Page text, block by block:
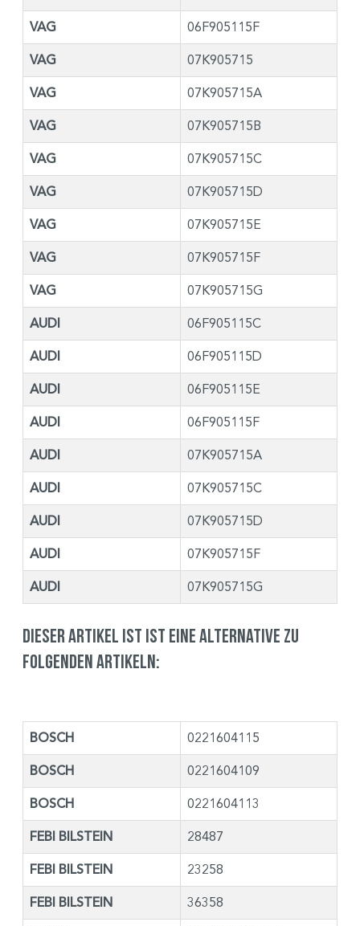
VAG 06F905115F
VAG 07K905715
VAG 07K905715A
VAG 07K905715B
VAG 07K905715C
VAG 07K905715D
VAG 07K905715E
VAG 07K905715F
VAG 07K905715G
AUDI 06F905115C
AUDI 06F905115D
AUDI 06F905115E
AUDI 06F905115F
AUDI 07K905715A
AUDI 07K905715C
AUDI 07K905715D
AUDI 07K905715F
AUDI 07K905715G
Dieser Artikel ist ist eine Alternative zu
folgenden Artikeln:
BOSCH 0221604115
BOSCH 0221604109
BOSCH 0221604113
FEBI BILSTEIN 28487
FEBI BILSTEIN 23258
FEBI BILSTEIN 36358